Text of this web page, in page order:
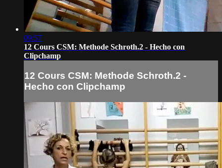
09:57
12 Cours CSM: Methode Schroth.2 ‐ Hecho con
Clipchamp
12 Cours CSM: Methode Schroth.2 ‐
Hecho con Clipchamp